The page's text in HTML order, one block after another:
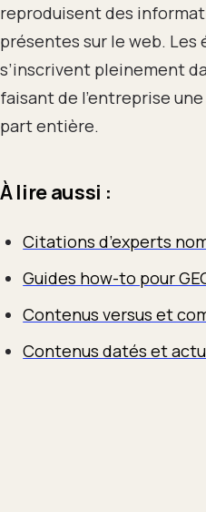
reproduisent des
présentes sur le web. Les
s’inscrivent pleinement
faisant de l’entreprise
part entière.
À lire aussi :
Citations d’experts
Guides how-to pour
Contenus versus et
Contenus datés et